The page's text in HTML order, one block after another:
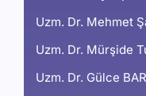
Uzm. Dr. Mehmet
Uzm. Dr. Mürşide
Uzm. Dr. Gülce